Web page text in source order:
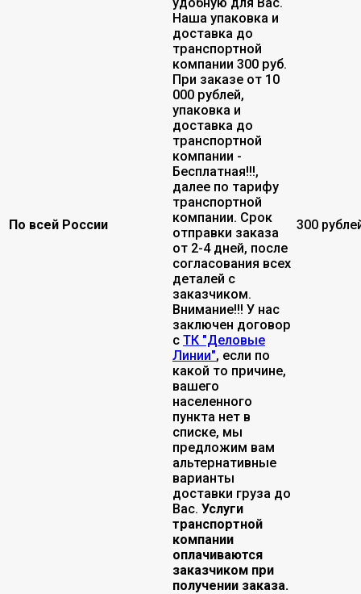
По всей России
Наша упаковка и
доставка до
транспортной
компании 300 руб.
При заказе от 10
000 рублей,
упаковка и
доставка до
транспортной
компании -
Бесплатная!!!,
далее по тарифу
транспортной
компании. Срок
отправки заказа
от 2-4 дней, после
согласования всех
деталей с
заказчиком.
Внимание!!! У нас
заключен договор
с ТК "Деловые
Линии", если по
какой то причине,
вашего
населенного
пункта нет в
списке, мы
предложим вам
альтернативные
варианты
доставки груза до
Вас. Услуги
транспортной
компании
оплачиваются
заказчиком при
получении заказа.
300